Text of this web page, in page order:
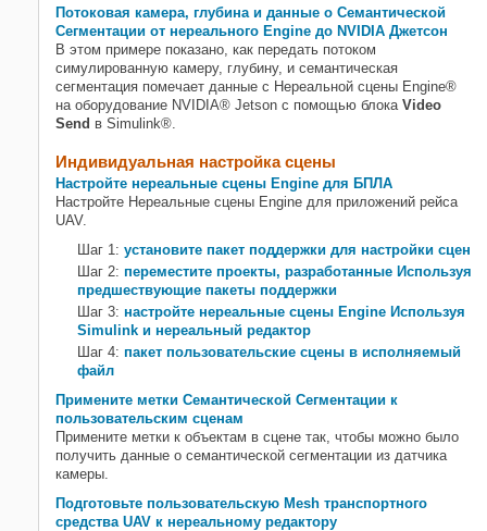
Потоковая камера, глубина и данные о Семантической
Сегментации от нереального Engine до NVIDIA Джетсон
В этом примере показано, как передать потоком
симулированную камеру, глубину, и семантическая
сегментация помечает данные с Нереальной сцены Engine®
на оборудование NVIDIA® Jetson с помощью блока Video
Send в Simulink®.
Индивидуальная настройка сцены
Настройте нереальные сцены Engine для БПЛА
Настройте Нереальные сцены Engine для приложений рейса
UAV.
Шаг 1: установите пакет поддержки для настройки сцен
Шаг 2: переместите проекты, разработанные Используя
предшествующие пакеты поддержки
Шаг 3: настройте нереальные сцены Engine Используя
Simulink и нереальный редактор
Шаг 4: пакет пользовательские сцены в исполняемый
файл
Примените метки Семантической Сегментации к
пользовательским сценам
Примените метки к объектам в сцене так, чтобы можно было
получить данные о семантической сегментации из датчика
камеры.
Подготовьте пользовательскую Mesh транспортного
средства UAV к нереальному редактору